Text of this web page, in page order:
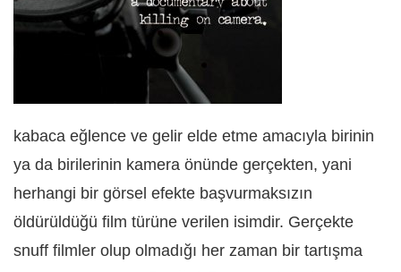
kabaca eğlence ve gelir elde etme amacıyla birinin
ya da birilerinin kamera önünde gerçekten, yani
herhangi bir görsel efekte başvurmaksızın
öldürüldüğü film türüne verilen isimdir. Gerçekte
snuff filmler olup olmadığı her zaman bir tartışma